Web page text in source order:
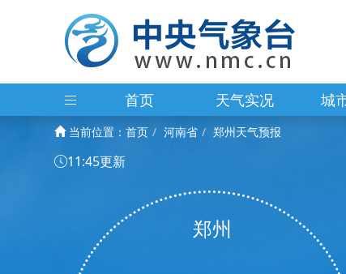
首页 天气实况 城
当前位置： 首页 河南省 郑州天气预报
11:45更新
郑州